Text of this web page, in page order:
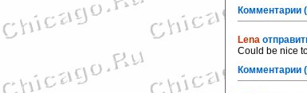
Комментарии
Lena
Could be nice
Комментарии